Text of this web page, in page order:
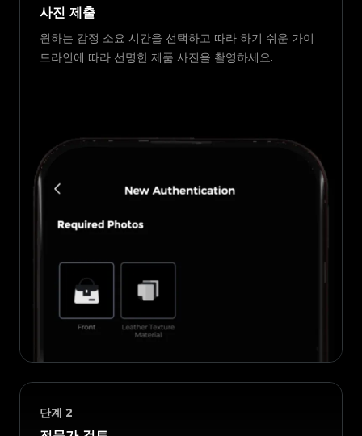
사진 제출
원하는 감정 소요 시간을 선택하고 따라 하기 쉬운 가이
드라인에 따라 선명한 제품 사진을 촬영하세요.
단계 2